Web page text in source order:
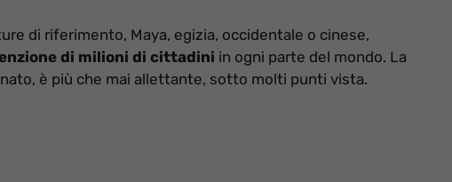
di riferimento, Maya, egizia, occidentale o cinese,
di milioni di cittadini in ogni parte del mondo. La
è più che mai allettante, sotto molti punti vista.